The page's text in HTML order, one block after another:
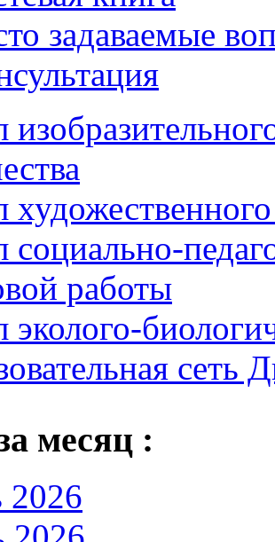
задаваемые
социально-
работы
эколого-
сеть
месяц :